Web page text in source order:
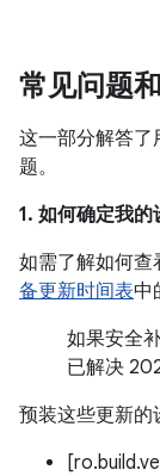
常见问题
这一部分解答了
题。
1. 如何确定我
如需了解如何查
备更新时间表中
如果安全
已解决
预装这些更新的